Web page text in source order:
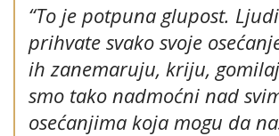
“To je potpuna glupost.
prihvate svako svoje
ih zanemaruju, kriju,
smo tako nadmoćni nad
osećanjima koja mogu da